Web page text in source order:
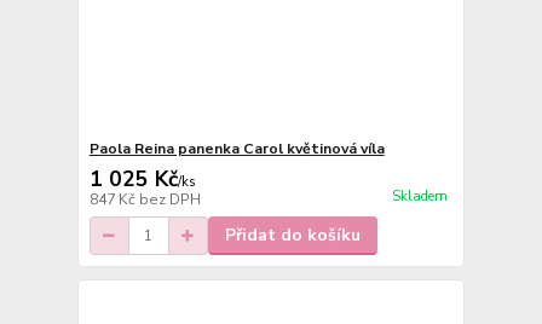
Paola Reina panenka Carol květinová víla
1 025 Kč/ks
847 Kč bez DPH Skladem
Přidat do košíku